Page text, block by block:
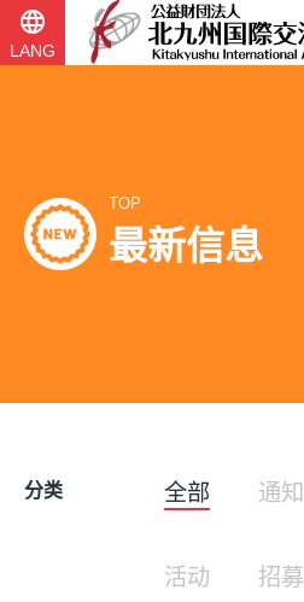
language
LANG
TOP
最新信息
分类 全部 通知
活动 招募